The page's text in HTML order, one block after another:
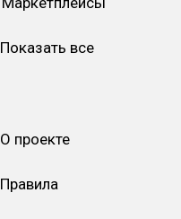
Показать все
О проекте
Правила